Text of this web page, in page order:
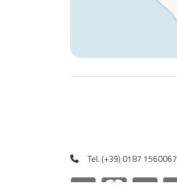
Tel. (+39) 0187 1560067